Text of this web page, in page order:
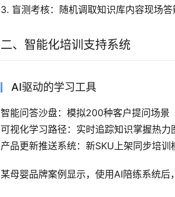
3. 盲测考核：随机调取知识库内容现场答
二、智能化培训支持系统
AI驱动的学习工具
智能问答沙盘：模拟200种客户提问场景
可视化学习路径：实时追踪知识掌握热力
产品更新推送系统：新SKU上架同步培训
某母婴品牌案例显示，使用AI陪练系统后